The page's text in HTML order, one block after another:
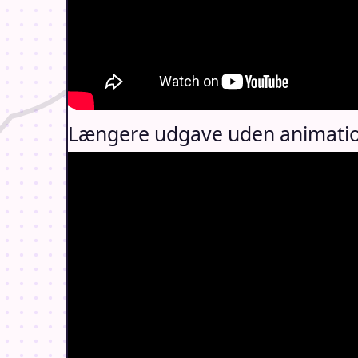
Længere udgave uden